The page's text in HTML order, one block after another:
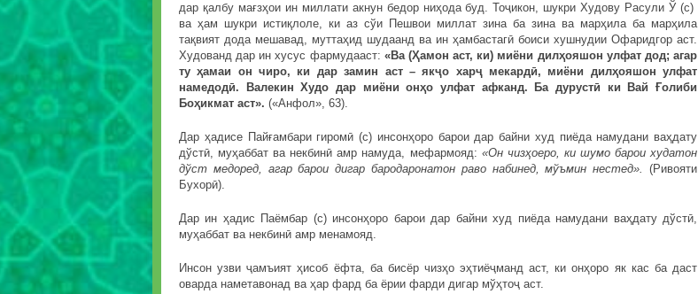
дар қалбу мағзҳои ин миллати акнун бедор ниҳода буд. Тоҷикон, шукри Худову Расули Ў (с)
ва ҳам шукри истиқлоле, ки аз сўи Пешвои миллат зина ба зина ва марҳила ба марҳила
тақвият дода мешавад, муттаҳид шудаанд ва ин ҳамбастагӣ боиси хушнудии Офаридгор аст.
Худованд дар ин хусус фармудааст: «Ва (Ҳамон аст, ки) миёни дилҳояшон улфат дод; агар
ту ҳамаи он чиро, ки дар замин аст – якҷо харҷ мекардӣ, миёни дилҳояшон улфат
намедодӣ. Валекин Худо дар миёни онҳо улфат афканд. Ба дурустӣ ки Вай Ғолиби
Боҳикмат аст». («Анфол», 63).
Дар ҳадисе Пайғамбари гиромӣ (с) инсонҳоро барои дар байни худ пиёда намудани ваҳдату
дўстӣ, муҳаббат ва некбинӣ амр намуда, мефармояд: «Он чизҳоеро, ки шумо барои худатон
дўст медоред, агар барои дигар бародаронатон раво набинед, мўъмин нестед». (Ривояти
Бухорӣ).
Дар ин ҳадис Паёмбар (с) инсонҳоро барои дар байни худ пиёда намудани ваҳдату дўстӣ,
муҳаббат ва некбинӣ амр менамояд.
Инсон узви ҷамъият ҳисоб ёфта, ба бисёр чизҳо эҳтиёҷманд аст, ки онҳоро як кас ба даст
оварда наметавонад ва ҳар фард ба ёрии фарди дигар мўҳтоҷ аст.